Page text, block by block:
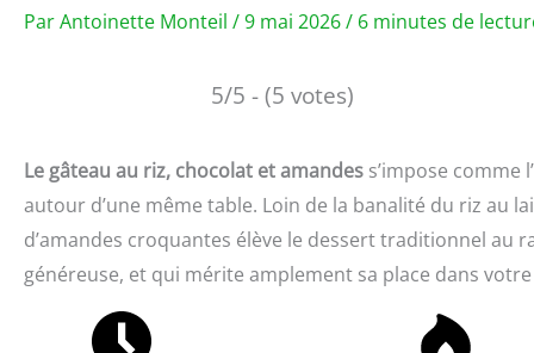
ParAntoinette Monteil /9 mai 2026/ 6 minutes de
5/5 - (5 votes)
Le gâteau au riz, chocolat et amandes s’impose comme
autour d’une même table. Loin de la banalité du riz au
d’amandes croquantes élève le dessert traditionnel au
généreuse, et qui mérite amplement sa place dans